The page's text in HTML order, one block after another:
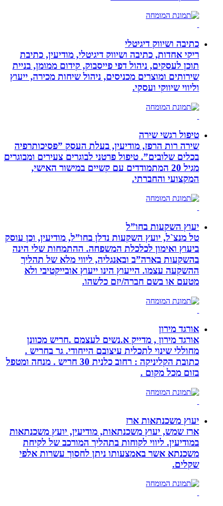
כתיבה ושיווק דיגיטלי
ריקי אחדות, כתיבה ושיווק דיגיטלי, מודיעין, כתיבת
תוכן לעסקים, ניהול דפי פייסבוק, קידום ממומן, בניית
שירותים ומוצרים מכניסים, ניהול שיחות מכירה, ייעוץ
וליווי שיווקי ועסקי.
טיפול רגשי שירה
שירה רות הרפז, מודיעין, בעלת העסק ”פסיכותרפיה
בכלים שלובים”. טיפול פרטני לבוגרים צעירים ומבוגרים
מגיל 20 המתמודדים עם קשיים במישור האישי,
המקצועי והחברתי.
יעוץ השקעות בחו”ל
טל מנצ`ל, יועץ השקעות נדלן בחו”ל, מודיעין, וכן עוסק
ביעוץ ואימון לכלכלת המשפחה. ההתמחות שלי הינה
בהשקעות בארה”ב ובאנגליה, ליווי מלא של תהליך
ההשקעה עצמו. הייעוץ הינו ייעוץ אובייקטיבי ולא
מטעם או בשם חברה/יזם כלשהו.
אורגד מירון
אורגד מירון , מדייק א.נשים לעצמם .חריש מכוונן
מחוללי שינוי לתכלית עיצובם הייחודי. גר בחריש .
כתובת הקליניקה : רחוב כלנית 30 חריש . מנחה ומטפל
בזום מכל מקום .
יעוץ משכנתאות ארז
ארז שמש, יעוץ משכנתאות, מודיעין, יועץ משכנתאות
במודיעין. ליווי לקוחות בתהליך המורכב של לקיחת
משכנתא אשר באמצעותו ניתן לחסוך עשרות אלפי
שקלים.